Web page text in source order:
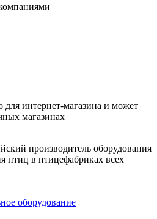
для интернет-магазина и может
магазинах
производитель оборудования
птиц в птицефабриках всех
оборудование